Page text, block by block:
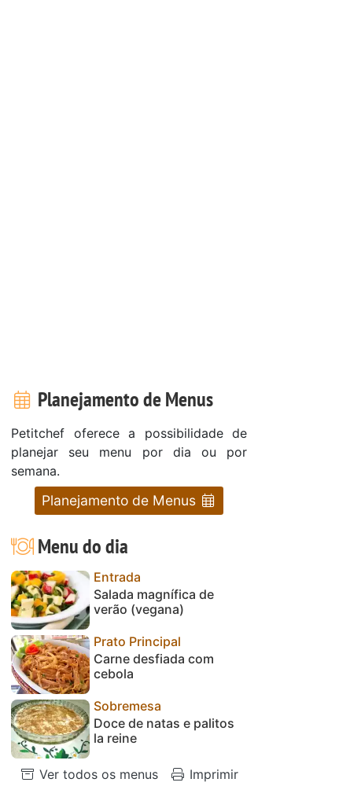
Planejamento de Menus
Petitchef oferece a possibilidade de
planejar seu menu por dia ou por
semana.
Planejamento de Menus
Menu do dia
Entrada
Salada magnífica de
verão (vegana)
Prato Principal
Carne desfiada com
cebola
Sobremesa
Doce de natas e palitos
la reine
Ver todos os menus Imprimir